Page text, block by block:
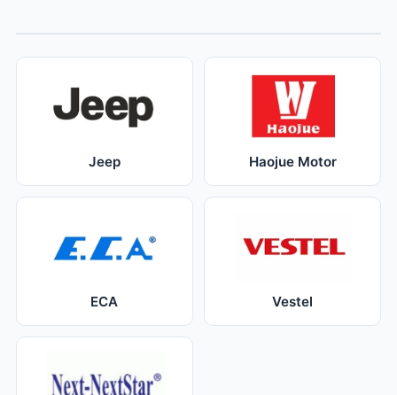
Jeep Haojue Motor
ECA Vestel